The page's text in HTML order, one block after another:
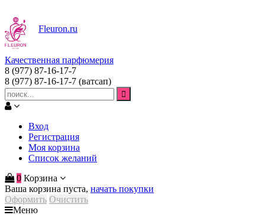
Fleuron.ru
Качественная парфюмерия
8 (977) 87-16-17-7
8 (977) 87-16-17-7 (ватсап)
Вход
Регистрация
Моя корзина
Список желаний
0 Корзина
Ваша корзина пуста, начать покупки
Оформить Очистить
Меню